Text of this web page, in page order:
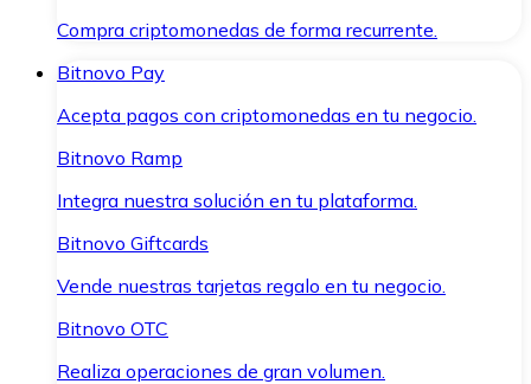
Compra criptomonedas de forma recurrente.
Bitnovo Pay
Acepta pagos con criptomonedas en tu negocio.
Bitnovo Ramp
Integra nuestra solución en tu plataforma.
Bitnovo Giftcards
Vende nuestras tarjetas regalo en tu negocio.
Bitnovo OTC
Realiza operaciones de gran volumen.